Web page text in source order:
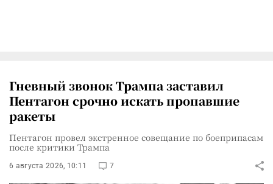
Гневный звонок Трампа заставил
Пентагон срочно искать пропавшие
ракеты
Пентагон провел экстренное совещание по боеприпасам
после критики Трампа
6 августа 2026, 10:11 7